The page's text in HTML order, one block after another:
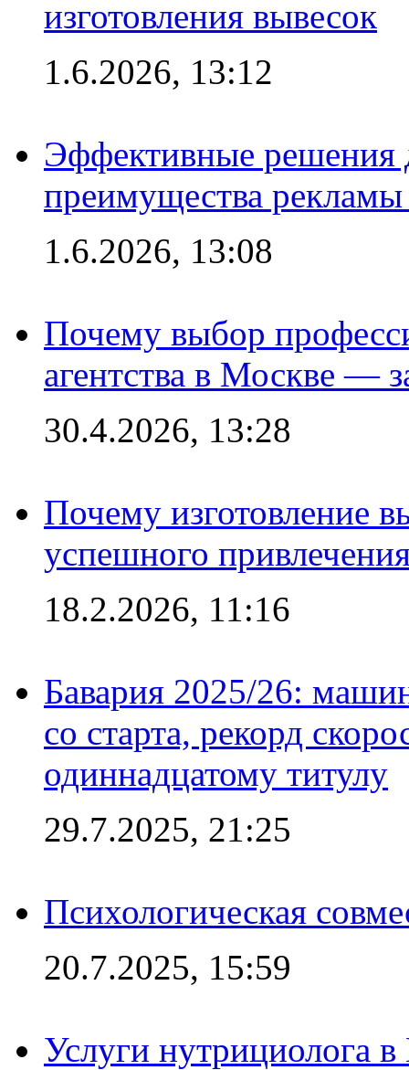
изготовления вывесок
1.6.2026, 13:12
Эффективные решения
преимущества рекламы
1.6.2026, 13:08
Почему выбор
агентства в Москве —
30.4.2026, 13:28
Почему изготовление
успешного
18.2.2026, 11:16
Бавария 2025/26:
со старта, рекорд
одиннадцатому титулу
29.7.2025, 21:25
Психологическая
20.7.2025, 15:59
Услуги нутрициолога